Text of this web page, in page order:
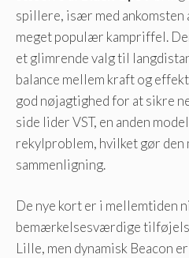
spillere, især med ankomsten
meget populær kampriffel.
et glimrende valg til
balance mellem kraft og
god nøjagtighed for at sikre
side lider VST, en anden
rekylproblem, hvilket gør
sammenligning.
De nye kort er i mellemtiden
bemærkelsesværdige
Lille, men dynamisk Beacon